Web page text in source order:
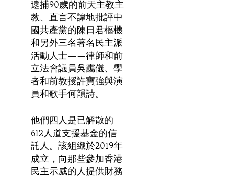
逮捕90歲的前天主教主
教、直言不諱地批評中
國共產黨的陳日君樞機
和另外三名著名民主派
活動人士——律師和前
立法會議員吳靄儀、學
者和前教授許寶強與演
員和歌手何韻詩。
他們四人是已解散的
612人道支援基金的信
託人。該組織於2019年
成立，向那些參加香港
民主示威的人提供財務